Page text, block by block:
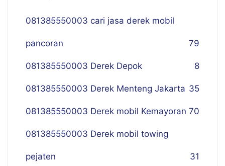
081385550003 cari jasa derek mobil
pancoran 79
081385550003 Derek Depok 8
081385550003 Derek Menteng Jakarta 35
081385550003 Derek mobil Kemayoran 70
081385550003 Derek mobil towing
pejaten 31